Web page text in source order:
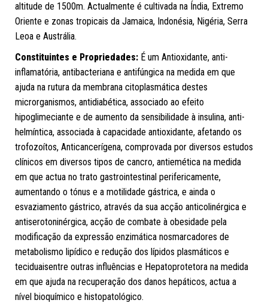
altitude de 1500m. Actualmente é cultivada na Índia, Extremo
Oriente e zonas tropicais da Jamaica, Indonésia, Nigéria, Serra
Leoa e Austrália.
Constituintes e Propriedades: É um Antioxidante, anti-
inflamatória, antibacteriana e antifúngica na medida em que
ajuda na rutura da membrana citoplasmática destes
microrganismos, antidiabética, associado ao efeito
hipoglimeciante e de aumento da sensibilidade à insulina, anti-
helmíntica, associada à capacidade antioxidante, afetando os
trofozoítos, Anticancerígena, comprovada por diversos estudos
clínicos em diversos tipos de cancro, antiemética na medida
em que actua no trato gastrointestinal perifericamente,
aumentando o tónus e a motilidade gástrica, e ainda o
esvaziamento gástrico, através da sua acção anticolinérgica e
antiserotoninérgica, acção de combate à obesidade pela
modificação da expressão enzimática nosmarcadores de
metabolismo lipídico e redução dos lípidos plasmáticos e
teciduaisentre outras influências e Hepatoprotetora na medida
em que ajuda na recuperação dos danos hepáticos, actua a
nível bioquímico e histopatológico.